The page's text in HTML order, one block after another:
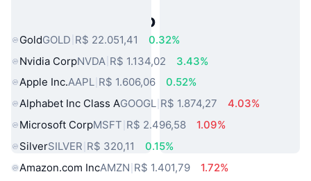
Ativos do Mundo Real Populares
GoldGOLD R$ 22.051,41
0.32%
Nvidia CorpNVDA R$ 1.134,02
3.43%
Apple Inc.AAPL R$ 1.606,06
0.52%
Alphabet Inc Class AGOOGL R$ 1.874,27
4.03%
Microsoft CorpMSFT R$ 2.496,58
1.09%
SilverSILVER R$ 320,11
0.15%
Amazon.com IncAMZN R$ 1.401,79
1.72%